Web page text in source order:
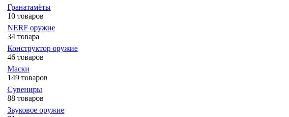
Гранатамёты
10 товаров
NERF оружие
34 товара
Конструктор оружие
46 товаров
Маски
149 товаров
Сувениры
88 товаров
Звуковое оружие